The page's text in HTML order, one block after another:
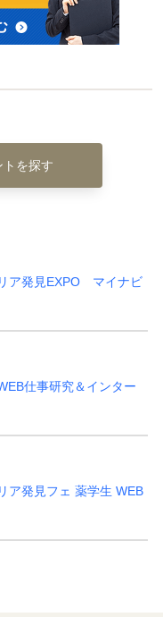
を探す
ア発見EXPO マイナビ
仕事研究＆インター
ア発見フェ 薬学生 WEB